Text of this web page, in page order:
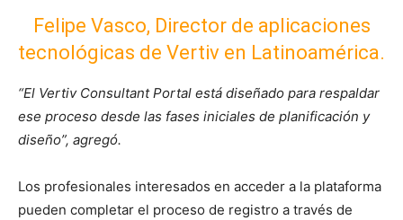
Felipe Vasco, Director de aplicaciones
tecnológicas de Vertiv en Latinoamérica.
“El Vertiv Consultant Portal está diseñado para respaldar
ese proceso desde las fases iniciales de planificación y
diseño”, agregó.
Los profesionales interesados en acceder a la plataforma
pueden completar el proceso de registro a través de